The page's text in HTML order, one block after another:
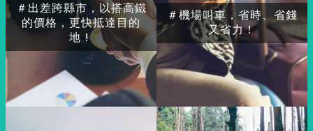
＃出差跨縣市，以搭高鐵
的價格，更快抵達目的
地！
＃機場叫車，省時、省錢
又省力！